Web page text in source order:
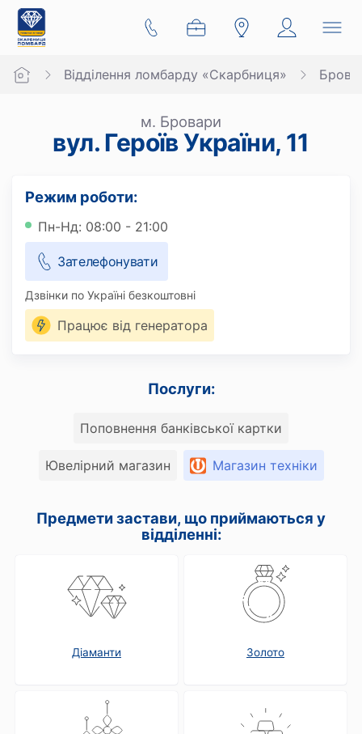
Відділення ломбарду «Скарбниця»
м. Бровари
вул. Героїв України, 11
Режим роботи:
Пн-Нд: 08:00 - 21:00
Зателефонувати
Дзвінки по Україні безкоштовні
Працює від генератора
Послуги:
Поповнення банківської картки
Ювелірний магазин Магазин техніки
Предмети застави, що приймаються у
відділенні:
Діаманти Золото